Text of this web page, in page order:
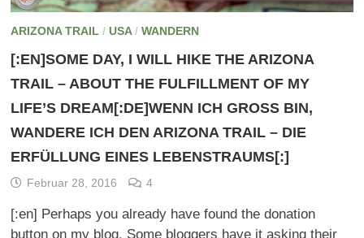
ARIZONA TRAIL / USA/ WANDERN
[:EN]SOME DAY, I WILL HIKE THE ARIZONA
TRAIL – ABOUT THE FULFILLMENT OF MY
LIFE’S DREAM[:DE]WENN ICH GROSS BIN, W
ANDERE ICH DEN ARIZONA TRAIL – DIE E
RFÜLLUNG EINES LEBENSTRAUMS[:]
Februar 28, 2016 4
[:en] Perhaps you already have found the donation
button on my blog. Some bloggers have it asking their